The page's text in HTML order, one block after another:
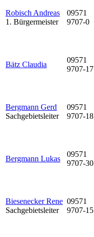
Robisch Andreas
1. Bürgermeister
09571
9707-0
Bätz Claudia
09571
9707-17
Bergmann Gerd
Sachgebietsleiter
09571
9707-18
Bergmann Lukas
09571
9707-30
Biesenecker Rene
Sachgebietsleiter
09571
9707-15